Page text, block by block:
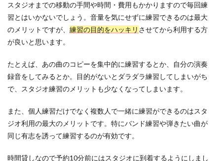
スタジオまでの移動の手間や時間・費用もかかりますので毎回練
習とはいかないでしょう。音量を気にせずに練習できるのは最大
のメリットですが、 練習の目的をハッキリ させてから利用する方
が良いと思います。
たとえば、あの曲のコピーを集中的に練習するとか、自分の演奏
録音をしてみるとか。目的がないとダラダラ練習してしまいがち
で、スタジオ練習のメリットも少なくなってしまいます。
また、個人練習だけでなく複数人で一緒に練習ができるのはスタ
ジオ利用の最大のメリットです。特にバンド練習や弾きたい曲が
同じ有志を誘って練習するのが有効です。
時間貸しなので予約10分前にはスタジオに到着するようにしまし